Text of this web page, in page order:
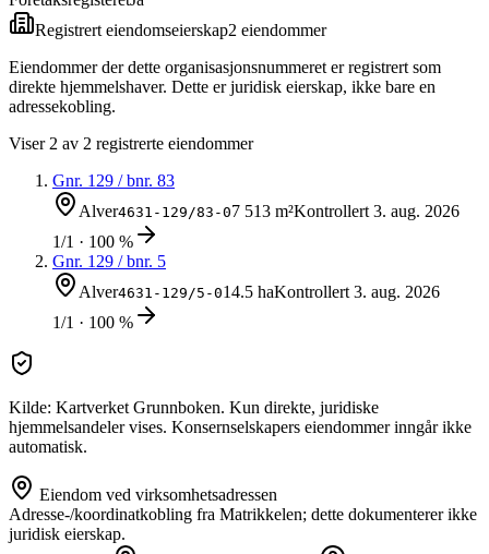
Registrert eiendomseierskap2 eiendommer
Eiendommer der dette organisasjonsnummeret er registrert som
direkte hjemmelshaver. Dette er juridisk eierskap, ikke bare en
adressekobling.
Viser 2 av 2 registrerte eiendommer
Gnr. 129 / bnr. 83
Alver4631-129/83-07 513 m²Kontrollert 3. aug. 2026
1/1 · 100 %
Gnr. 129 / bnr. 5
Alver4631-129/5-014.5 haKontrollert 3. aug. 2026
1/1 · 100 %
Kilde: Kartverket Grunnboken. Kun direkte, juridiske
hjemmelsandeler vises. Konsernselskapers eiendommer inngår ikke
automatisk.
Eiendom ved virksomhetsadressen
Adresse-/koordinatkobling fra Matrikkelen; dette dokumenterer ikke
juridisk eierskap.